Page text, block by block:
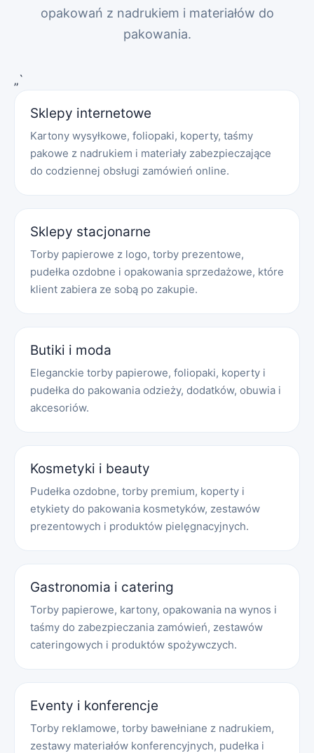
opakowań z nadrukiem i materiałów do
pakowania.
„`
Sklepy internetowe
Kartony wysyłkowe, foliopaki, koperty, taśmy
pakowe z nadrukiem i materiały zabezpieczające
do codziennej obsługi zamówień online.
Sklepy stacjonarne
Torby papierowe z logo, torby prezentowe,
pudełka ozdobne i opakowania sprzedażowe, które
klient zabiera ze sobą po zakupie.
Butiki i moda
Eleganckie torby papierowe, foliopaki, koperty i
pudełka do pakowania odzieży, dodatków, obuwia i
akcesoriów.
Kosmetyki i beauty
Pudełka ozdobne, torby premium, koperty i
etykiety do pakowania kosmetyków, zestawów
prezentowych i produktów pielęgnacyjnych.
Gastronomia i catering
Torby papierowe, kartony, opakowania na wynos i
taśmy do zabezpieczania zamówień, zestawów
cateringowych i produktów spożywczych.
Eventy i konferencje
Torby reklamowe, torby bawełniane z nadrukiem,
zestawy materiałów konferencyjnych, pudełka i